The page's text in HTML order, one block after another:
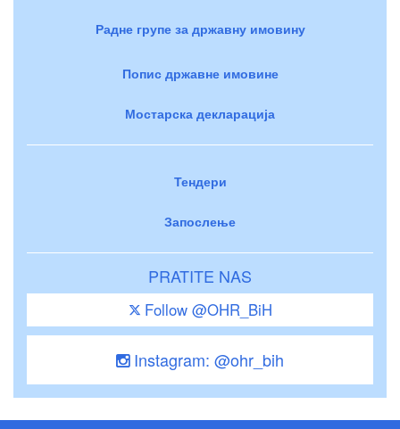
Радне групе за државну имовину
Попис државне имовине
Мостарска декларација
Тендери
Запослење
PRATITE NAS
Follow @OHR_BiH
Instagram: @ohr_bih